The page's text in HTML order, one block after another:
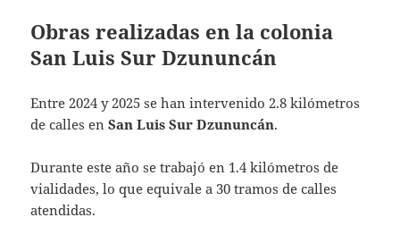
Obras realizadas en la colonia
San Luis Sur Dzununcán
Entre 2024 y 2025 se han intervenido 2.8 kilómetros
de calles enSan Luis Sur Dzununcán.
Durante este año se trabajó en 1.4 kilómetros de
vialidades, lo que equivale a 30 tramos de calles
atendidas.